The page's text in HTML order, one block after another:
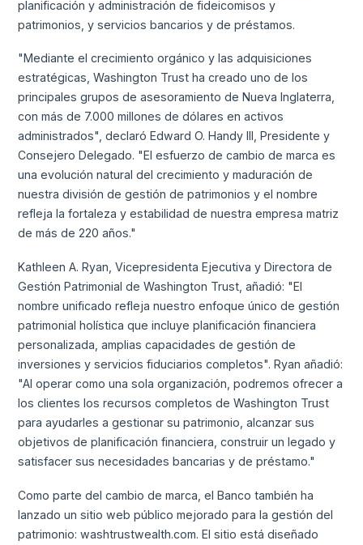
planificación y administración de fideicomisos y
patrimonios, y servicios bancarios y de préstamos.
"Mediante el crecimiento orgánico y las adquisiciones
estratégicas, Washington Trust ha creado uno de los
principales grupos de asesoramiento de Nueva Inglaterra,
con más de 7.000 millones de dólares en activos
administrados", declaró Edward O. Handy III, Presidente y
Consejero Delegado. "El esfuerzo de cambio de marca es
una evolución natural del crecimiento y maduración de
nuestra división de gestión de patrimonios y el nombre
refleja la fortaleza y estabilidad de nuestra empresa matriz
de más de 220 años."
Kathleen A. Ryan, Vicepresidenta Ejecutiva y Directora de
Gestión Patrimonial de Washington Trust, añadió: "El
nombre unificado refleja nuestro enfoque único de gestión
patrimonial holística que incluye planificación financiera
personalizada, amplias capacidades de gestión de
inversiones y servicios fiduciarios completos". Ryan añadió:
"Al operar como una sola organización, podremos ofrecer a
los clientes los recursos completos de Washington Trust
para ayudarles a gestionar su patrimonio, alcanzar sus
objetivos de planificación financiera, construir un legado y
satisfacer sus necesidades bancarias y de préstamo."
Como parte del cambio de marca, el Banco también ha
lanzado un sitio web público mejorado para la gestión del
patrimonio: washtrustwealth.com. El sitio está diseñado